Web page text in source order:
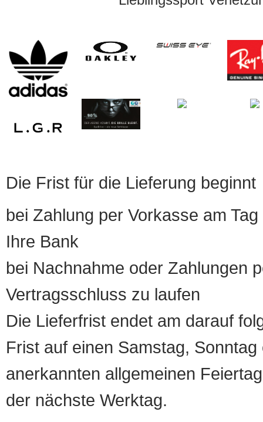
Die Frist für die Lieferung beginnt
bei Zahlung per Vorkasse am
Ihre Bank
bei Nachnahme oder Zahlungen
Vertragsschluss zu laufen
Die Lieferfrist endet am darauf
Frist auf einen Samstag,
anerkannten allgemeinen
der nächste Werktag.